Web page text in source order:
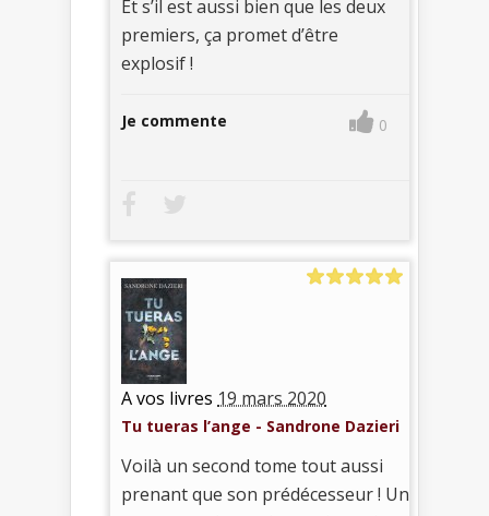
Et s’il est aussi bien que les deux
premiers, ça promet d’être
explosif !
Je commente 0
A vos livres 19 mars 2020
Tu tueras l’ange - Sandrone Dazieri
Voilà un second tome tout aussi
prenant que son prédécesseur ! Un